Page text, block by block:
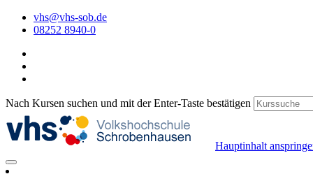
vhs@vhs-sob.de
08252 8940-0
Nach Kursen suchen und mit der Enter-Taste bestätigen
Hauptinhalt